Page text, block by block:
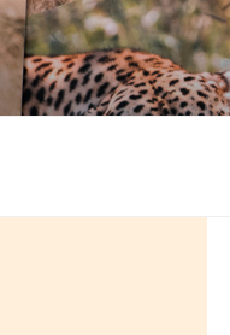
Skip
to
content